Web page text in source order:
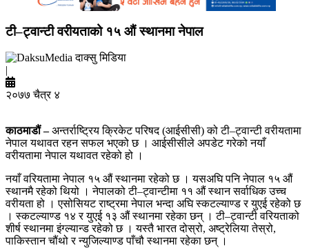
टी–ट्वान्टी वरीयताको १५ औं स्थानमा नेपाल
दाक्सु मिडिया
|
२०७७ चैत्र ४
काठमाडौं –अन्तर्राष्ट्रिय क्रिकेट परिषद (आईसीसी) को टी–ट्वान्टी वरीयतामा
नेपाल यथावत रहन सफल भएको छ । आईसीसीले अपडेट गरेको नयाँ
वरीयतामा नेपाल यथावत रहेको हो ।
नयाँ वरियतामा नेपाल १५ औं स्थानमा रहेको छ । यसअघि पनि नेपाल १५ औं
स्थानमै रहेको थियो । नेपालको टी–ट्वान्टीमा ११ औं स्थान सर्वाधिक उच्च
वरीयता हो । एसोसियट राष्ट्रमा नेपाल भन्दा अघि स्कटल्याण्ड र युएई रहेको छ
। स्कटल्याण्ड १४ र युएई १३ औं स्थानमा रहेका छन् । टी–ट्वान्टी वरियताको
शीर्ष स्थानमा इंग्ल्यान्ड रहेको छ । यस्तै भारत दोस्रो, अष्ट्रेलिया तेस्रो,
पाकिस्तान चौंथो र न्युजिल्याण्ड पाँचौ स्थानमा रहेका छन् ।